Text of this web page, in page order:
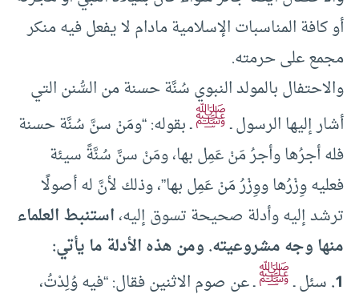
أو كافة المناسبات الإسلامية مادام لا يفعل فيه منكر
مجمع على حرمته.
والاحتفال بالمولد النبوي سُنَّة حسنة من السُّنن التي
أشار إليها الرسول ـﷺـ بقوله: “ومَنْ سنَّ سُنَّة حسنة
فله أجرُها وأجرُ مَنْ عَمِل بها، ومَنْ سنَّ سُنَّةً سيئة
فعليه وِزْرُها ووِزْرُ مَنْ عَمِل بها”، وذلك لأنَّ له أصولًا
ترشد إليه وأدلة صحيحة تسوق إليه،استنبط العلماء
منها وجه مشروعيته. ومن هذه الأدلة ما يأتي:
1. سئل ـﷺـ عن صوم الاثنين فقال: “فيه وُلِدْتُ،